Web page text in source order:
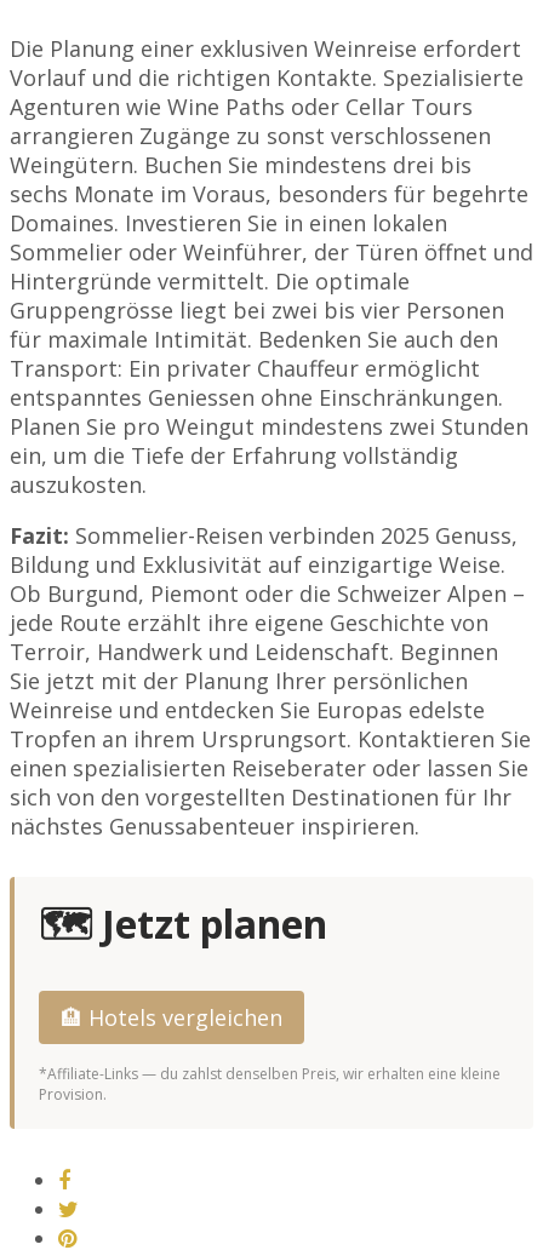
Die Planung einer exklusiven Weinreise erfordert
Vorlauf und die richtigen Kontakte. Spezialisierte
Agenturen wie Wine Paths oder Cellar Tours
arrangieren Zugänge zu sonst verschlossenen
Weingütern. Buchen Sie mindestens drei bis
sechs Monate im Voraus, besonders für begehrte
Domaines. Investieren Sie in einen lokalen
Sommelier oder Weinführer, der Türen öffnet und
Hintergründe vermittelt. Die optimale
Gruppengrösse liegt bei zwei bis vier Personen
für maximale Intimität. Bedenken Sie auch den
Transport: Ein privater Chauffeur ermöglicht
entspanntes Geniessen ohne Einschränkungen.
Planen Sie pro Weingut mindestens zwei Stunden
ein, um die Tiefe der Erfahrung vollständig
auszukosten.
Fazit: Sommelier-Reisen verbinden 2025 Genuss,
Bildung und Exklusivität auf einzigartige Weise.
Ob Burgund, Piemont oder die Schweizer Alpen –
jede Route erzählt ihre eigene Geschichte von
Terroir, Handwerk und Leidenschaft. Beginnen
Sie jetzt mit der Planung Ihrer persönlichen
Weinreise und entdecken Sie Europas edelste
Tropfen an ihrem Ursprungsort. Kontaktieren Sie
einen spezialisierten Reiseberater oder lassen Sie
sich von den vorgestellten Destinationen für Ihr
nächstes Genussabenteuer inspirieren.
🗺️ Jetzt planen
🏨 Hotels vergleichen
*Affiliate-Links — du zahlst denselben Preis, wir erhalten eine kleine
Provision.